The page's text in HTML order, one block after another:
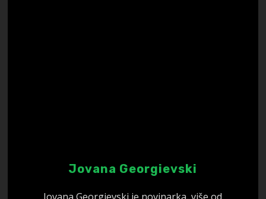
Jovana Georgievski
Jovana Georgievski je novinarka, više od